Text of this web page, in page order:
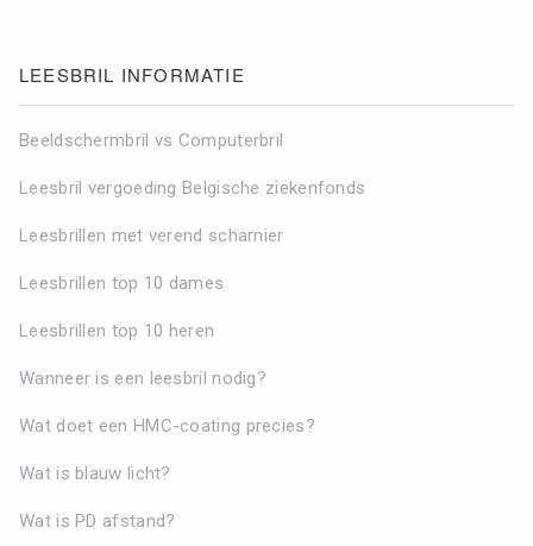
LEESBRIL INFORMATIE
Beeldschermbril vs Computerbril
Leesbril vergoeding Belgische ziekenfonds
Leesbrillen met verend scharnier
Leesbrillen top 10 dames
Leesbrillen top 10 heren
Wanneer is een leesbril nodig?
Wat doet een HMC-coating precies?
Wat is blauw licht?
Wat is PD afstand?